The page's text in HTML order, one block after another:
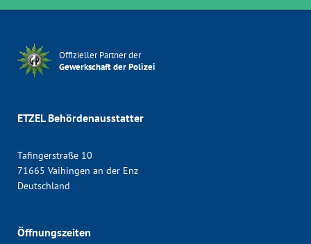
Offizieller Partner der
Gewerkschaft der Polizei
ETZEL Behördenausstatter
Tafingerstraße 10
71665 Vaihingen an der Enz
Deutschland
Öffnungszeiten